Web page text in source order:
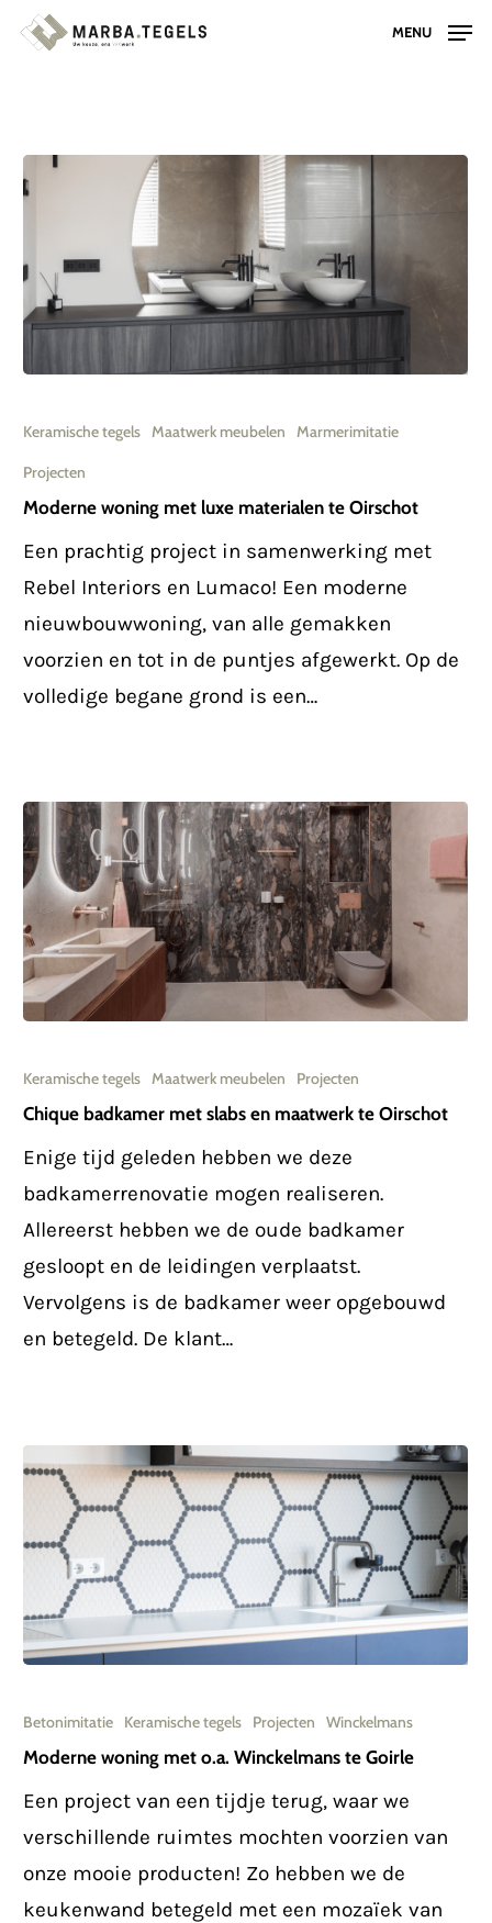
Skip
MENU
woning
met
luxe
Keramische tegels Maatwerk meubelen Marmerimitatie
Projecten
Moderne woning met luxe materialen te Oirschot
Een prachtig project in samenwerking met
Rebel Interiors en Lumaco! Een moderne
nieuwbouwwoning, van alle gemakken
voorzien en tot in de puntjes afgewerkt. Op de
volledige begane grond is een…
badkamer
met
slabs
en
maatwerk
te
Oirschot
Keramische tegels Maatwerk meubelen Projecten
Chique badkamer met slabs en maatwerk te Oirschot
Enige tijd geleden hebben we deze
badkamerrenovatie mogen realiseren.
Allereerst hebben we de oude badkamer
gesloopt en de leidingen verplaatst.
Vervolgens is de badkamer weer opgebouwd
en betegeld. De klant…
woning
met
o.a.
Winckelmans
Goirle
Betonimitatie Keramische tegels Projecten Winckelmans
Moderne woning met o.a. Winckelmans te Goirle
Een project van een tijdje terug, waar we
verschillende ruimtes mochten voorzien van
onze mooie producten! Zo hebben we de
keukenwand betegeld met een mozaïek van